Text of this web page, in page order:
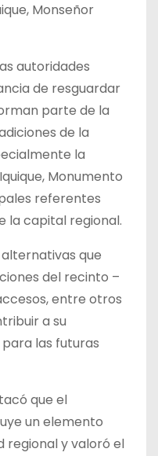
Monseñor
autoridades
de resguardar
parte de la
de la
la
Monumento
referentes
la capital regional.
que
del recinto –
entre otros
a su
las futuras
que el
un elemento
regional y valoró el